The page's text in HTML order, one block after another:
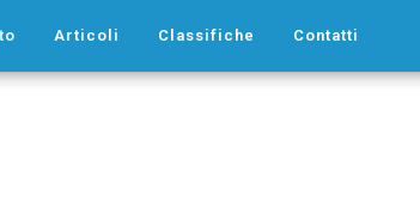
Articoli Classifiche Contatti